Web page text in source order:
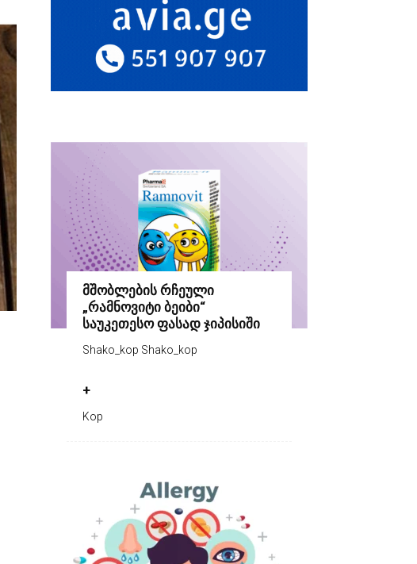
მშობლების რჩეული
„რამნოვიტი ბეიბი“
საუკეთესო ფასად ჯიპისიში
Shako_kop Shako_kop
+
Kop